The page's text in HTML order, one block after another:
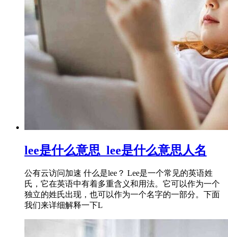
lee是什么意思_lee是什么意思人名
公有云访问加速 什么是lee？ Lee是一个常见的英语姓
氏，它在英语中有着多重含义和用法。它可以作为一个
独立的姓氏出现，也可以作为一个名字的一部分。下面
我们来详细解释一下L